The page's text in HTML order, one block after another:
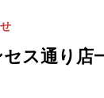
ス通り店